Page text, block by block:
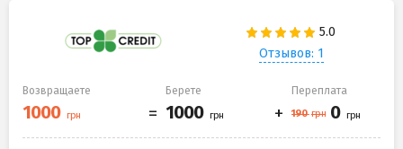
Отзывов: 1
Возвращаете Берете Переплата